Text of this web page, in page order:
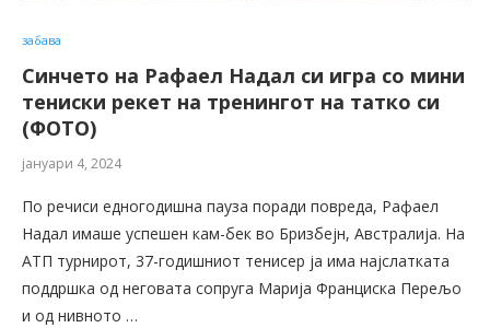
забава
Синчето на Рафаел Надал си игра со мини
тениски рекет на тренингот на татко си
(ФОТО)
јануари 4, 2024
По речиси едногодишна пауза поради повреда, Рафаел
Надал имаше успешен кам-бек во Бризбејн, Австралија. На
АТП турнирот, 37-годишниот тенисер ја има најслатката
поддршка од неговата сопруга Марија Франциска Перељо
и од нивното …